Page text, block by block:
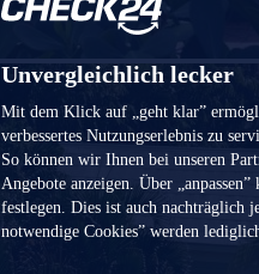
Unvergleichlich lecker
Mit dem Klick auf „geht klar”
verbessertes Nutzungserlebnis zu
So können wir Ihnen bei unseren
Angebote anzeigen. Über
festlegen. Dies ist auch
notwendige Cookies” werden